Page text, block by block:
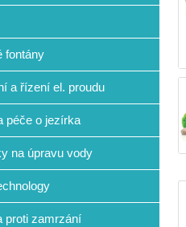
fontány
a řízení el. proudu
péče o jezírka
na úpravu vody
proti zamrzání